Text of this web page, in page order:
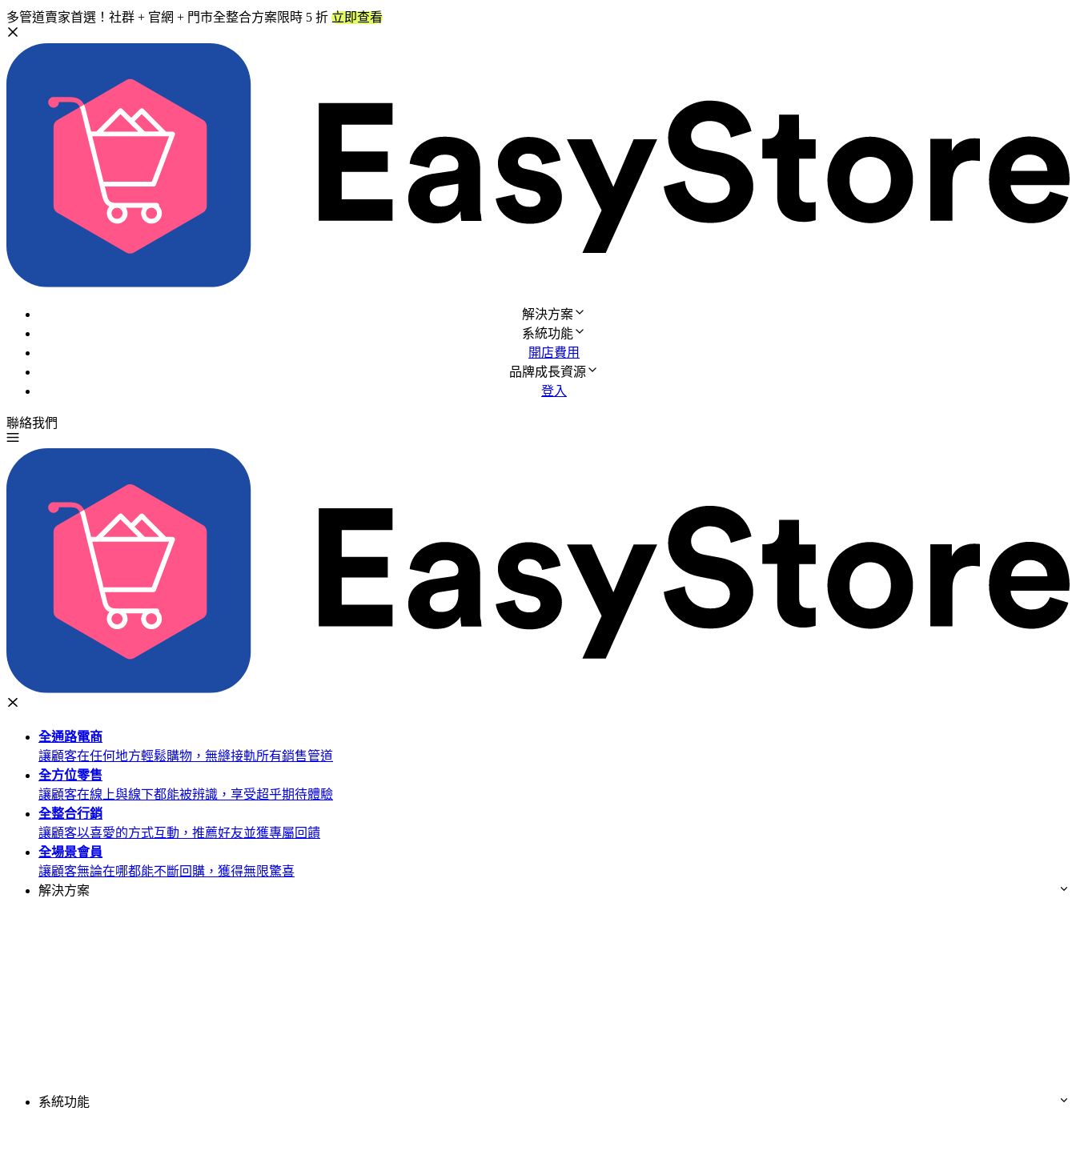
多管道賣家首選！社群 + 官網 + 門市全整合方案限時 5 折 立即查看
解決方案
系統功能
開店費用
品牌成長資源
登入
聯絡我們
全通路電商
讓顧客在任何地方輕鬆購物，無縫接軌所有銷售管道
全方位零售
讓顧客在線上與線下都能被辨識，享受超乎期待體驗
全整合行銷
讓顧客以喜愛的方式互動，推薦好友並獲專屬回饋
全場景會員
讓顧客無論在哪都能不斷回購，獲得無限驚喜
解決方案
系統功能